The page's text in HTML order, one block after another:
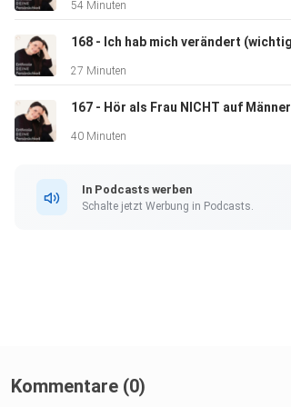
54 Minuten
27 Minuten
40 Minuten
In Podcasts werben
Schalte jetzt Werbung in Podcasts.
Kommentare (0)